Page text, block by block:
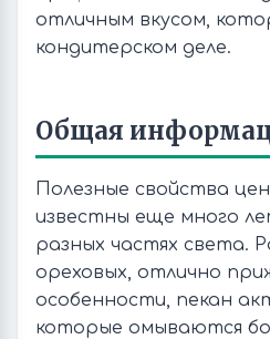
отличным вкусом,
кондитерском деле.
Общая
Полезные свойства
известны еще много
разных частях света.
ореховых, отлично
особенности, пекан
которые омываются